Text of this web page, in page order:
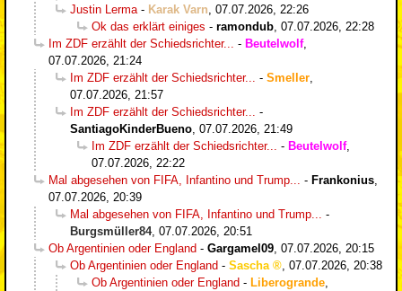
Justin Lerma - Karak Varn 07.07.2026, 22:26
Ok das erklärt einiges - ramondub 07.07.2026, 22:28
Im ZDF erzählt der Schiedsrichter...
- Beutelwolf,
07.07.2026, 21:24
Im ZDF erzählt der Schiedsrichter...
- Smeller
07.07.2026, 21:57
Im ZDF erzählt der Schiedsrichter...
-
SantiagoKinderBueno 07.07.2026, 21:49
Im ZDF erzählt der Schiedsrichter...
- Beutelwolf,
07.07.2026, 22:22
Mal abgesehen von FIFA, Infantino und Trump...
- Frankonius
07.07.2026, 20:39
Mal abgesehen von FIFA, Infantino und Trump...
-
Burgsmüller84, 07.07.2026, 20:51
Ob Argentinien oder England - Gargamel09 07.07.2026, 20:15
Ob Argentinien oder England - Sascha
07.07.2026, 20:38
Ob Argentinien oder England - Liberogrande